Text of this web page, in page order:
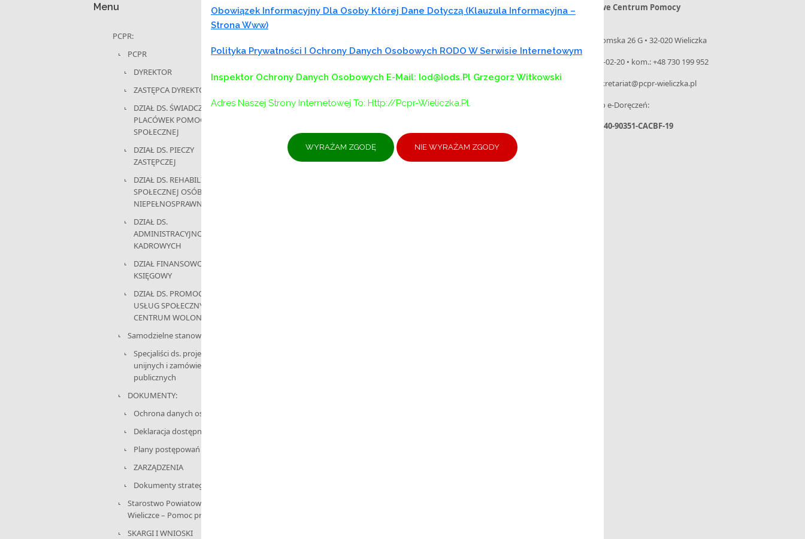
Obowiązek Informacyjny Dla Osoby Której Dane Dotyczą (klauzula Informacyjna –
Strona Www)
Polityka Prywatności I Ochrony Danych Osobowych RODO W Serwisie Internetowym
Inspektor Ochrony Danych Osobowych E-Mail: Iod@iods.pl Grzegorz Witkowski
Adres Naszej Strony Internetowej To: Http://pcpr-Wieliczka.pl.
Menu
PCPR:
PCPR
DYREKTOR
ZASTĘPCA DYREKTORA
DZIAŁ DS. ŚWIADCZEŃ I
PLACÓWEK POMOCY
SPOŁECZNEJ
DZIAŁ DS. PIECZY
ZASTĘPCZEJ
DZIAŁ DS. REHABILITACJI
SPOŁECZNEJ OSÓB
NIEPEŁNOSPRAWNYCH
DZIAŁ DS.
ADMINISTRACYJNO-
KADROWYCH
DZIAŁ FINANSOWO-
KSIĘGOWY
DZIAŁ DS. PROMOCJI,
USŁUG SPOŁECZNYCH I
CENTRUM WOLONTARIATU
Samodzielne stanowisko:
Specjaliści ds. projektów
unijnych i zamówień
publicznych
DOKUMENTY:
Ochrona danych osobowych
Deklaracja dostępności
Plany postępowań
ZARZĄDZENIA
Dokumenty strategiczne
Starostwo Powiatowe w
Wieliczce – Pomoc prawnika
SKARGI I WNIOSKI
Powiatowe Centrum Pomocy
Rodzinie
ul. Niepołomska 26 G • 32-020 Wieliczka
tel. 12 288-02-20 • kom.: +48 730 199 952
e-mail: sekretariat@pcpr-wieliczka.pl
– Adres do e-Doręczeń:
AE:PL-31440-90351-CACBF-19